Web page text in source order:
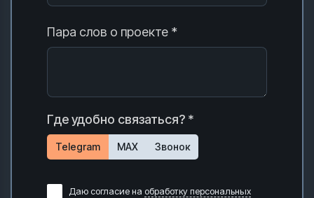
Пара слов о проекте *
Где удобно связаться? *
Telegram MAX Звонок
Даю согласие на обработку персональных